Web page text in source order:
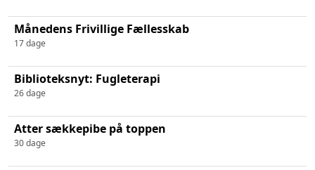
Månedens Frivillige Fællesskab
17 dage
Biblioteksnyt: Fugleterapi
26 dage
Atter sækkepibe på toppen
30 dage